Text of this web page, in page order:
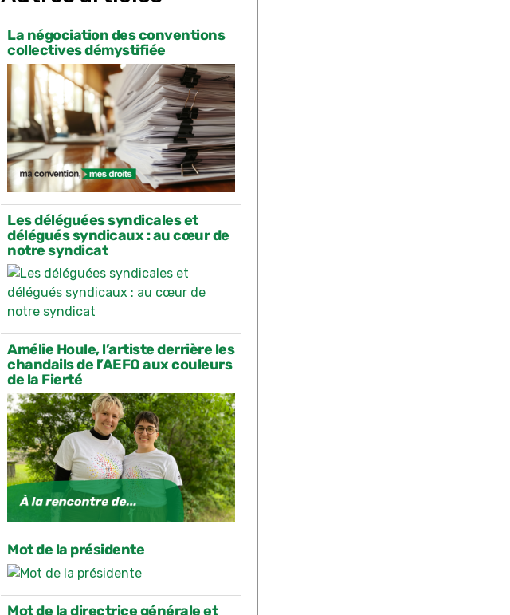
La négociation des conventions
collectives démystifiée
Les déléguées syndicales et
délégués syndicaux : au cœur de
notre syndicat
Amélie Houle, l’artiste derrière les
chandails de l’AEFO aux couleurs
de la Fierté
Mot de la présidente
Mot de la directrice générale et